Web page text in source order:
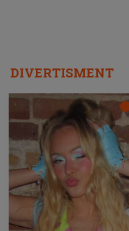
DIVERTISMENT